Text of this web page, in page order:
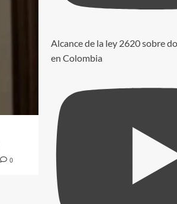
0
Alcance de la ley 2620 sobre
en Colombia